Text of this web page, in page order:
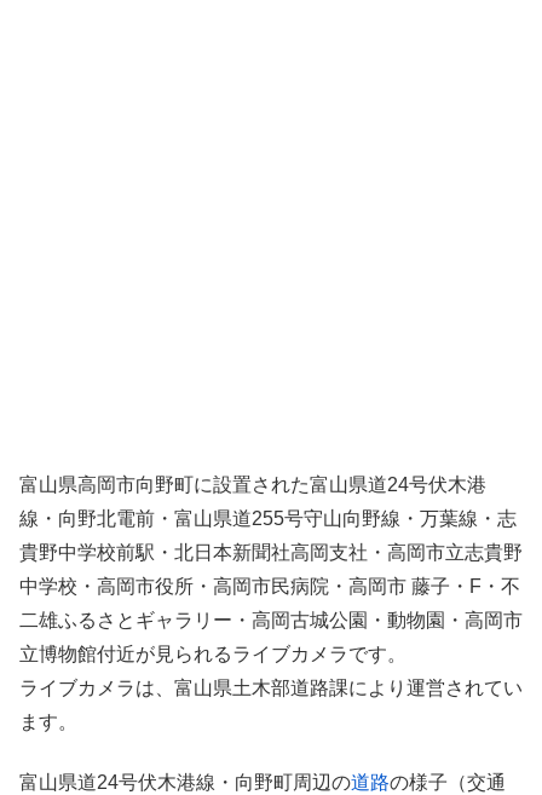
富山県高岡市向野町に設置された富山県道24号伏木港
線・向野北電前・富山県道255号守山向野線・万葉線・志
貴野中学校前駅・北日本新聞社高岡支社・高岡市立志貴野
中学校・高岡市役所・高岡市民病院・高岡市 藤子・F・不
二雄ふるさとギャラリー・高岡古城公園・動物園・高岡市
立博物館付近が見られるライブカメラです。
ライブカメラは、富山県土木部道路課により運営されてい
ます。
富山県道24号伏木港線・向野町周辺の道路の様子（交通